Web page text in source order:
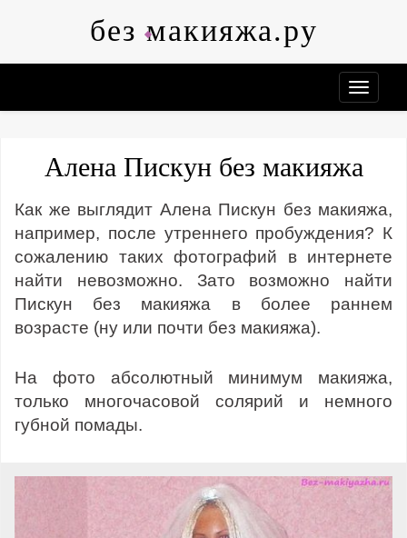
без макияжа.ру
Алена Пискун без макияжа
Как же выглядит Алена Пискун без макияжа,
например, после утреннего пробуждения? К
сожалению таких фотографий в интернете
найти невозможно. Зато возможно найти
Пискун без макияжа в более раннем
возрасте (ну или почти без макияжа).
На фото абсолютный минимум макияжа,
только многочасовой солярий и немного
губной помады.